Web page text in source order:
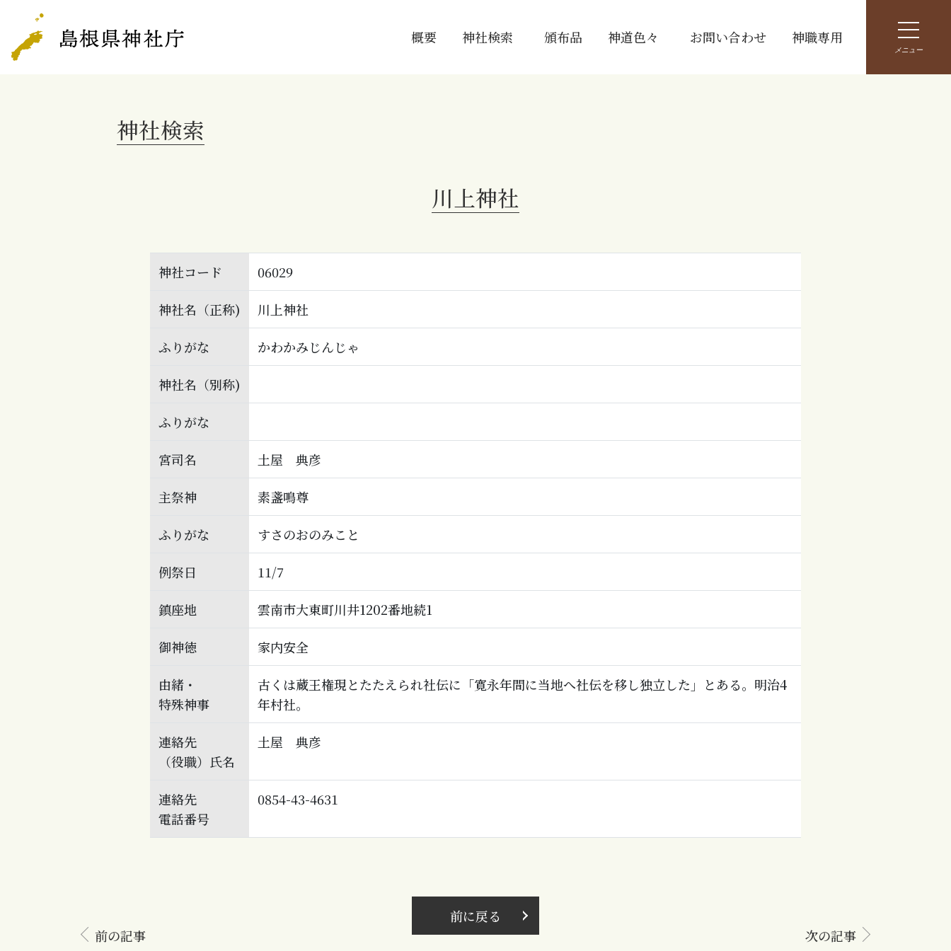
概要 神社検索 頒布品 神道色々 お問い合わせ 神職専用
メニュー
神社検索
川上神社
神社コード 06029
神社名（正称) 川上神社
ふりがな かわかみじんじゃ
神社名（別称)
ふりがな
宮司名 土屋 典彦
主祭神 素盞鳴尊
ふりがな すさのおのみこと
例祭日 11/7
鎮座地 雲南市大東町川井1202番地続1
御神徳 家内安全
由緒・
特殊神事
古くは蔵王権現とたたえられ社伝に「寛永年間に当地へ社伝を移し独立した」とある。明治4
年村社。
連絡先
（役職）氏名
土屋 典彦
連絡先
電話番号
0854-43-4631
前に戻る
前の記事
次の記事